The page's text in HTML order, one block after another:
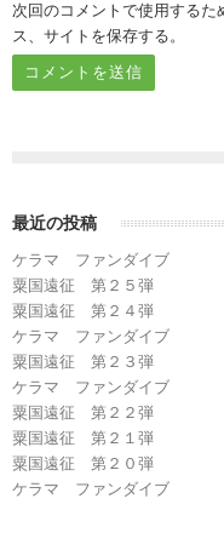
次回のコメントで使用する
ス、サイトを保存する。
最近の投稿
ケラマ ファンダイブ
粟国遠征 第２５弾
粟国遠征 第２４弾
ケラマ ファンダイブ
粟国遠征 第２３弾
ケラマ ファンダイブ
粟国遠征 第２２弾
粟国遠征 第２１弾
粟国遠征 第２０弾
ケラマ ファンダイブ